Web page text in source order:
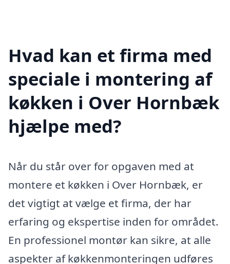
Hvad kan et firma med
speciale i montering af
køkken i Over Hornbæk
hjælpe med?
Når du står over for opgaven med at
montere et køkken i Over Hornbæk, er
det vigtigt at vælge et firma, der har
erfaring og ekspertise inden for området.
En professionel montør kan sikre, at alle
aspekter af køkkenmonteringen udføres